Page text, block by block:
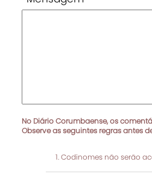
No Diário Corumbaense, os
Observe as seguintes regras antes
Codinomes não serão